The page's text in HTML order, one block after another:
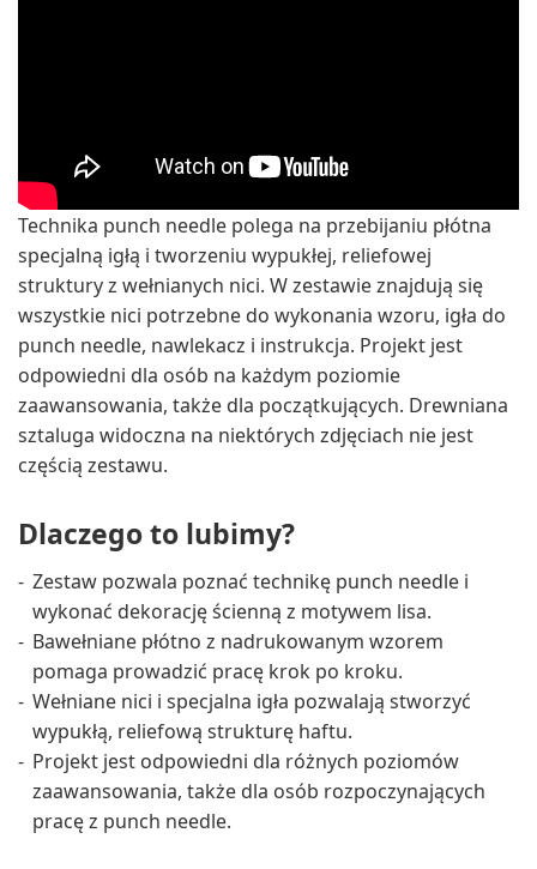
Technika punch needle polega na przebijaniu płótna
specjalną igłą i tworzeniu wypukłej, reliefowej
struktury z wełnianych nici. W zestawie znajdują się
wszystkie nici potrzebne do wykonania wzoru, igła do
punch needle, nawlekacz i instrukcja. Projekt jest
odpowiedni dla osób na każdym poziomie
zaawansowania, także dla początkujących. Drewniana
sztaluga widoczna na niektórych zdjęciach nie jest
częścią zestawu.
Dlaczego to lubimy?
Zestaw pozwala poznać technikę punch needle i
wykonać dekorację ścienną z motywem lisa.
Bawełniane płótno z nadrukowanym wzorem
pomaga prowadzić pracę krok po kroku.
Wełniane nici i specjalna igła pozwalają stworzyć
wypukłą, reliefową strukturę haftu.
Projekt jest odpowiedni dla różnych poziomów
zaawansowania, także dla osób rozpoczynających
pracę z punch needle.